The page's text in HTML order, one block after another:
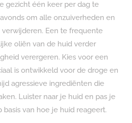
gezicht één keer per dag te
om alle onzuiverheden en
Een te frequente
oliën van de huid verder
verergeren. Kies voor een
is ontwikkeld voor de droge en
agressieve ingrediënten die
Luister naar je huid en pas je
basis van hoe je huid reageert.